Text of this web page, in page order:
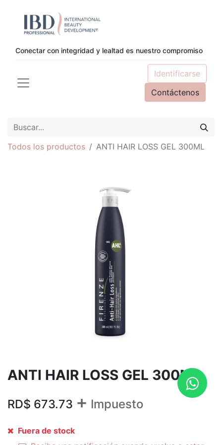
Conectar con integridad y lealtad es nuestro compromiso
Identificarse
Contáctenos
Todos los productos ANTI HAIR LOSS GEL 300ML
ANTI HAIR LOSS GEL 300ML
RD$ 673.73 + Impuesto
Fuera de stock